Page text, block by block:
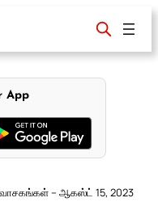
App
வாசகங்கள் – ஆகஸ்ட் 15, 2023